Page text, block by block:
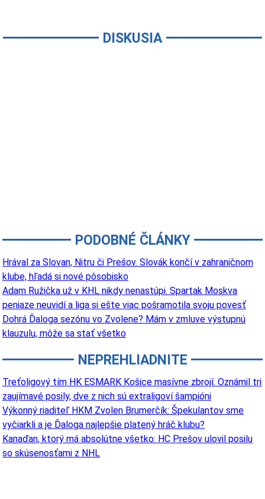
DISKUSIA
PODOBNÉ ČLÁNKY
Hrával za Slovan, Nitru či Prešov. Slovák končí v zahraničnom
klube, hľadá si nové pôsobisko
Adam Ružička už v KHL nikdy nenastúpi. Spartak Moskva
peniaze neuvidí a liga si ešte viac pošramotila svoju povesť
Dohrá Ďaloga sezónu vo Zvolene? Mám v zmluve výstupnú
klauzulu, môže sa stať všetko
NEPREHLIADNITE
Treťoligový tím HK ESMARK Košice masívne zbrojí. Oznámil tri
zaujímavé posily, dve z nich sú extraligoví šampióni
Výkonný riaditeľ HKM Zvolen Brumerčík: Špekulantov sme
vyčiarkli a je Ďaloga najlepšie platený hráč klubu?
Kanaďan, ktorý má absolútne všetko: HC Prešov ulovil posilu
so skúsenosťami z NHL